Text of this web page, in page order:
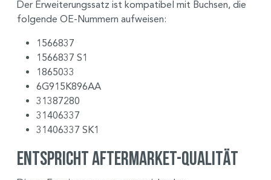
Der Erweiterungssatz ist kompatibel mit Buchsen, die
folgende OE-Nummern aufweisen:
1566837
1566837 S1
1865033
6G915K896AA
31387280
31406337
31406337 SK1
Entspricht Aftermarket-Qualität